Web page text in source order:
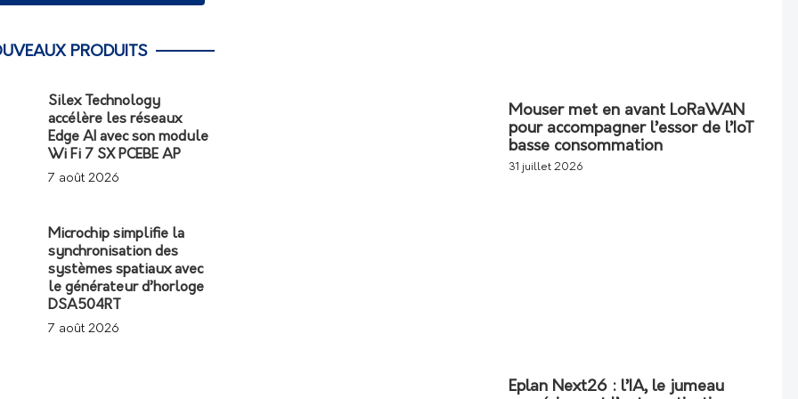
Mouser met en avant LoRaWAN
pour accompagner l’essor de l’IoT
basse consommation
31 juillet 2026
Eplan Next26 : l’IA, le jumeau
PRODUITS
Silex Technology
accélère les réseaux
Edge AI avec son module
Wi Fi 7 SX PCEBE AP
7 août 2026
Microchip simplifie la
synchronisation des
systèmes spatiaux avec
le générateur d’horloge
DSA504RT
7 août 2026